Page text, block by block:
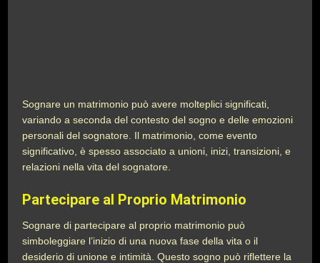
Sognare un matrimonio può avere molteplici significati,
variando a seconda del contesto del sogno e delle emozioni
personali del sognatore. Il matrimonio, come evento
significativo, è spesso associato a unioni, inizi, transizioni, e
relazioni nella vita del sognatore.
Partecipare al Proprio Matrimonio
Sognare di partecipare al proprio matrimonio può
simboleggiare l’inizio di una nuova fase della vita o il
desiderio di unione e intimità. Questo sogno può riflettere la